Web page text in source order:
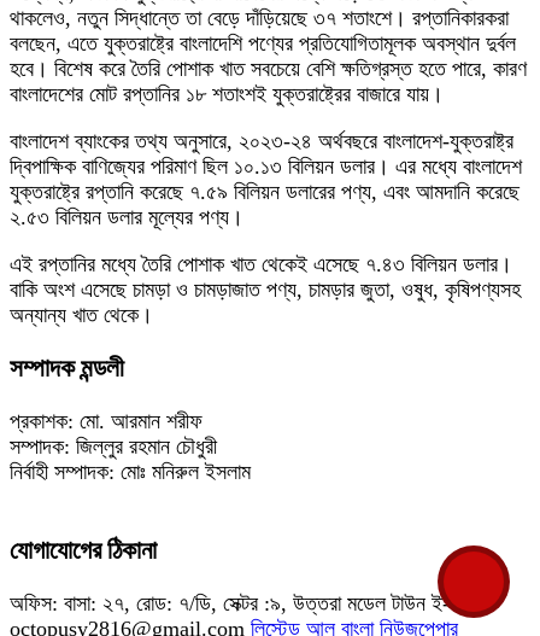
থাকলেও, নতুন সিদ্ধান্তে তা বেড়ে দাঁড়িয়েছে ৩৭ শতাংশে। রপ্তানিকারকরা
বলছেন, এতে যুক্তরাষ্ট্রে বাংলাদেশি পণ্যের প্রতিযোগিতামূলক অবস্থান দুর্বল
হবে। বিশেষ করে তৈরি পোশাক খাত সবচেয়ে বেশি ক্ষতিগ্রস্ত হতে পারে, কারণ
বাংলাদেশের মোট রপ্তানির ১৮ শতাংশই যুক্তরাষ্ট্রের বাজারে যায়।
বাংলাদেশ ব্যাংকের তথ্য অনুসারে, ২০২৩-২৪ অর্থবছরে বাংলাদেশ-যুক্তরাষ্ট্র
দ্বিপাক্ষিক বাণিজ্যের পরিমাণ ছিল ১০.১৩ বিলিয়ন ডলার। এর মধ্যে বাংলাদেশ
যুক্তরাষ্ট্রে রপ্তানি করেছে ৭.৫৯ বিলিয়ন ডলারের পণ্য, এবং আমদানি করেছে
২.৫৩ বিলিয়ন ডলার মূল্যের পণ্য।
এই রপ্তানির মধ্যে তৈরি পোশাক খাত থেকেই এসেছে ৭.৪৩ বিলিয়ন ডলার।
বাকি অংশ এসেছে চামড়া ও চামড়াজাত পণ্য, চামড়ার জুতা, ওষুধ, কৃষিপণ্যসহ
অন্যান্য খাত থেকে।
সম্পাদক মন্ডলী
প্রকাশক: মো. আরমান শরীফ
সম্পাদক: জিল্লুর রহমান চৌধুরী
নির্বাহী সম্পাদক: মোঃ মনিরুল ইসলাম
যোগাযোগের ঠিকানা
অফিস: বাসা: ২৭, রোড: ৭/ডি, সেক্টর :৯, উত্তরা মডেল টাউন ই-মেইল:
octopusy2816@gmail.com লিস্টেড আল বাংলা নিউজপেপার